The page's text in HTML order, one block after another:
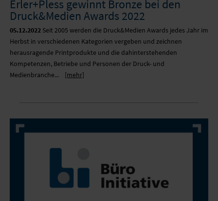
MOBILE SYSTEME
MOBILE LIGHT BOX
FORMSCHNITT
Erler+Pless gewinnt Bronze bei den
Druck&Medien Awards 2022
05.12.2022 Seit 2005 werden die Druck&Medien Awards jedes Jahr im
Herbst in verschiedenen Kategorien vergeben und zeichnen
herausragende Printprodukte und die dahinterstehenden
Kompetenzen, Betriebe und Personen der Druck- und
Medienbranche...
[mehr]